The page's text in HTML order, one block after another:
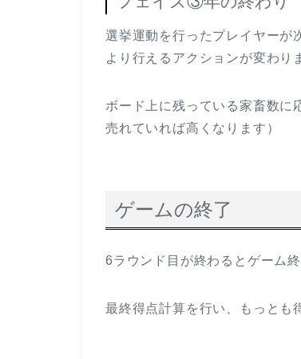
選挙運動を行ったプレイヤーが
より行えるアクションが変わり
ボード上に残っている家畜数に
売れていれば高くなります）
ゲームの終了
6ラウンド目が終わるとゲーム終
最終得点計算を行い、もっとも